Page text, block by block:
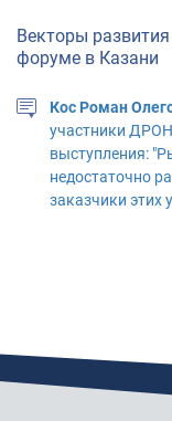
Векторы
форуме в Казани
Кос Роман
участники
выступления:
недостаточно
заказчики этих
технологий
Павлов